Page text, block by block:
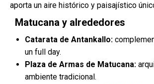
aporta un aire histórico y paisajístico
Matucana y alrededores
Catarata de Antankallo:
un full day.
Plaza de Armas de Matucana:
ambiente tradicional.